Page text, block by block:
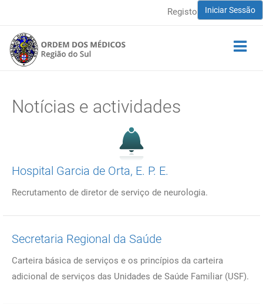
Iniciar Sessão
Registo
Notícias e actividades
Hospital Garcia de Orta, E. P. E.
Recrutamento de diretor de serviço de neurologia.
Secretaria Regional da Saúde
Carteira básica de serviços e os princípios da carteira
adicional de serviços das Unidades de Saúde Familiar (USF).